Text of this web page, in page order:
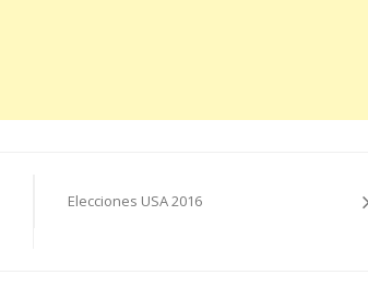
Elecciones USA 2016